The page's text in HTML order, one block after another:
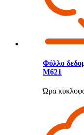
Φύλλο
M621
Ώρα